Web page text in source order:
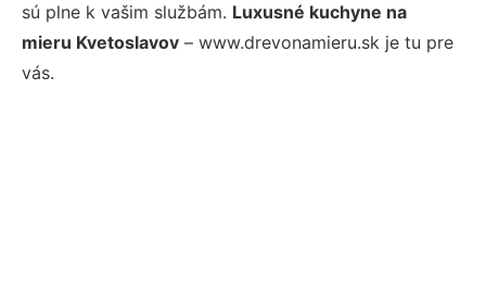
sú plne k vašim službám. Luxusné kuchyne na
mieru Kvetoslavov – www.drevonamieru.sk je tu pre
vás.